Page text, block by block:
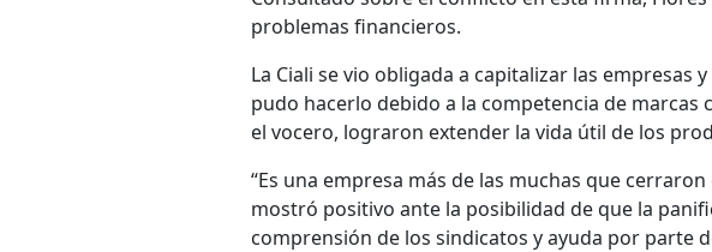
problemas financieros.
La Ciali se vio obligada a capitalizar las empresas
pudo hacerlo debido a la competencia de marcas
el vocero, lograron extender la vida útil de los
“Es una empresa más de las muchas que
mostró positivo ante la posibilidad de que la
comprensión de los sindicatos y ayuda por parte